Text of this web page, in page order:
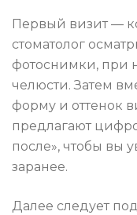
Первый визит —
стоматолог
фотоснимки, при
челюсти. Затем
форму и оттенок
предлагают
после», чтобы вы
заранее.
Далее следует